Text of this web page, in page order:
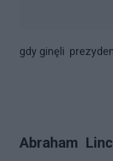
gdy ginęli
Abraham